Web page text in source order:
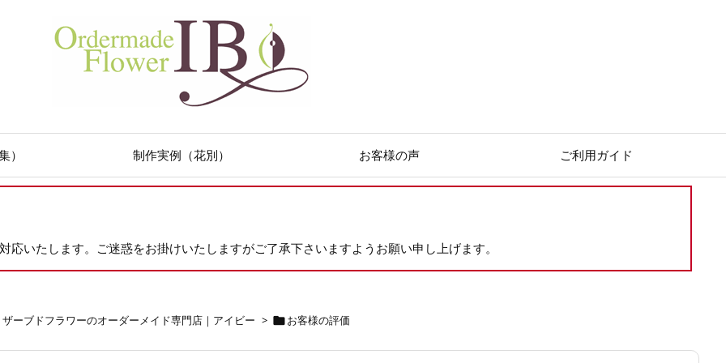
） 制作実例（花別） お客様の声 ご利用ガイド
いたします。ご迷惑をお掛けいたしますがご了承下さいますようお願い申し上げます。
ーブドフラワーのオーダーメイド専門店｜アイビー > お客様の評価